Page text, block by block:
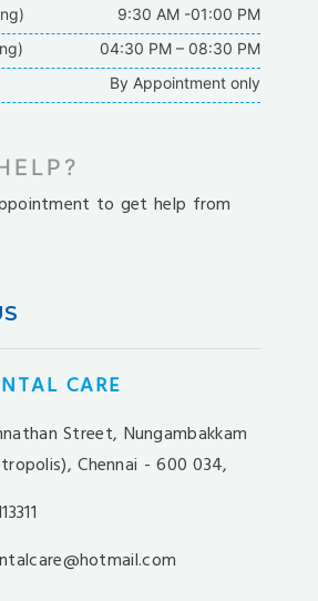
9:30 AM -01:00 PM
04:30 PM – 08:30 PM
By Appointment only
to get help from
CARE
Street, Nungambakkam
Chennai - 600 034,